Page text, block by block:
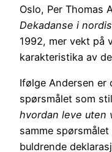
Oslo, Per Thomas
Dekadanse i
1992, mer vekt på
karakteristika av
Ifølge Andersen er
spørsmålet som
hvordan leve uten
samme
buldrende